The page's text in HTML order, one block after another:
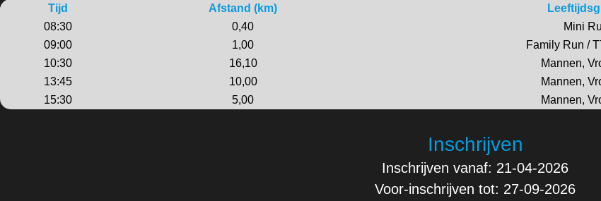
Tijd Afstand (km)
08:30
0,40 Mini
09:00
1,00 Family Run /
10:30
16,10 Mannen,
13:45
10,00 Mannen,
15:30
5,00 Mannen,
Inschrijven
Inschrijven vanaf: 21-04-2026
Voor-inschrijven tot: 27-09-2026